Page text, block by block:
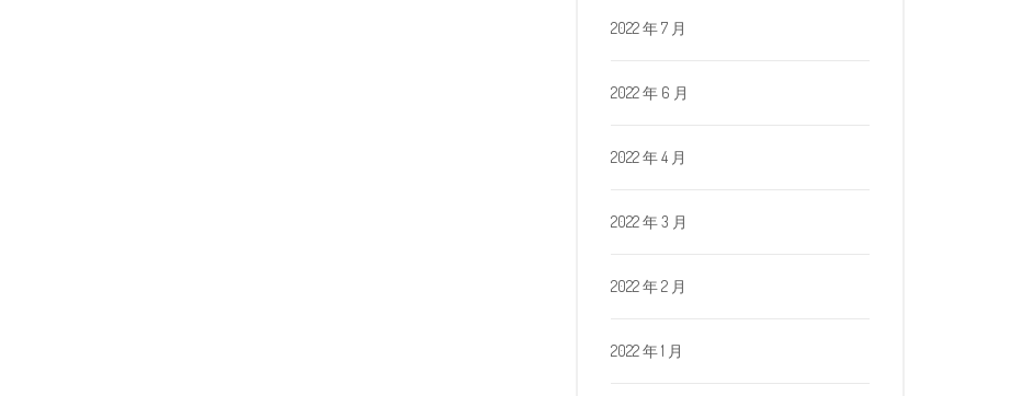
2022 年 7 月
2022 年 6 月
2022 年 4 月
2022 年 3 月
2022 年 2 月
2022 年 1 月